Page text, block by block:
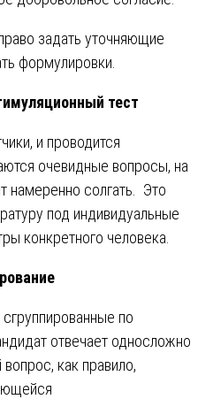
задать уточняющие
формулировки.
тест
и проводится
очевидные вопросы, на
намеренно солгать. Это
под индивидуальные
конкретного человека.
по
отвечает односложно
как правило,